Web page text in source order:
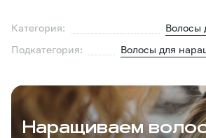
Категория:
Волосы
Подкатегория:
Волосы для
Наращиваем